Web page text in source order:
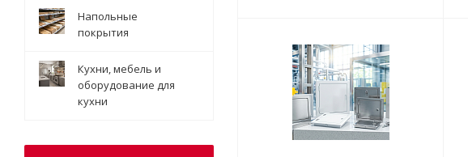
Напольные
покрытия
Кухни, мебель и
оборудование для
кухни